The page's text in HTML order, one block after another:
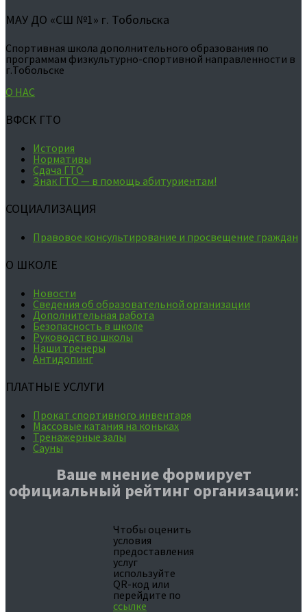
МАУ ДО «СШ №1» г. Тобольска
Спортивная школа дополнительного образования по
программам физкультурно-спортивной направленности в
г.Тобольске
О НАС
ВФСК ГТО
История
Нормативы
Сдача ГТО
Знак ГТО — в помощь абитуриентам!
СОЦИАЛИЗАЦИЯ
Правовое консультирование и просвещение граждан
О ШКОЛЕ
Новости
Сведения об образовательной организации
Дополнительная работа
Безопасность в школе
Руководство школы
Наши тренеры
Антидопинг
ПЛАТНЫЕ УСЛУГИ
Прокат спортивного инвентаря
Массовые катания на коньках
Тренажерные залы
Сауны
Ваше мнение формирует
официальный рейтинг организации:
Чтобы оценить
условия
предоставления
услуг
используйте
QR-код или
перейдите по
ссылке